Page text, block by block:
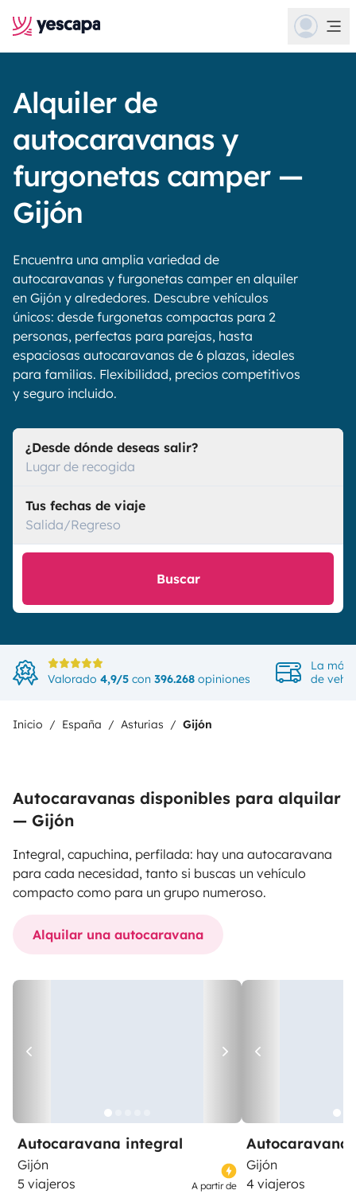
Alquiler de
autocaravanas y
furgonetas camper —
Gijón
Encuentra una amplia variedad de
autocaravanas y furgonetas camper en alquiler
en Gijón y alrededores. Descubre vehículos
únicos: desde furgonetas compactas para 2
personas, perfectas para parejas, hasta
espaciosas autocaravanas de 6 plazas, ideales
para familias. Flexibilidad, precios competitivos
y seguro incluido.
¿Desde dónde deseas salir?
Lugar de recogida
Tus fechas de viaje
Salida/Regreso
Buscar
Valorado 4,9/5 con 396.268 opiniones
La más
de
Inicio España Asturias Gijón
Autocaravanas disponibles para alquilar
— Gijón
Integral, capuchina, perfilada: hay una autocaravana
para cada necesidad, tanto si buscas un vehículo
compacto como para un grupo numeroso.
Alquilar una autocaravana
Autocaravana integral
Gijón
5 viajeros
A partir de
Autocaravana
Gijón
4 viajeros